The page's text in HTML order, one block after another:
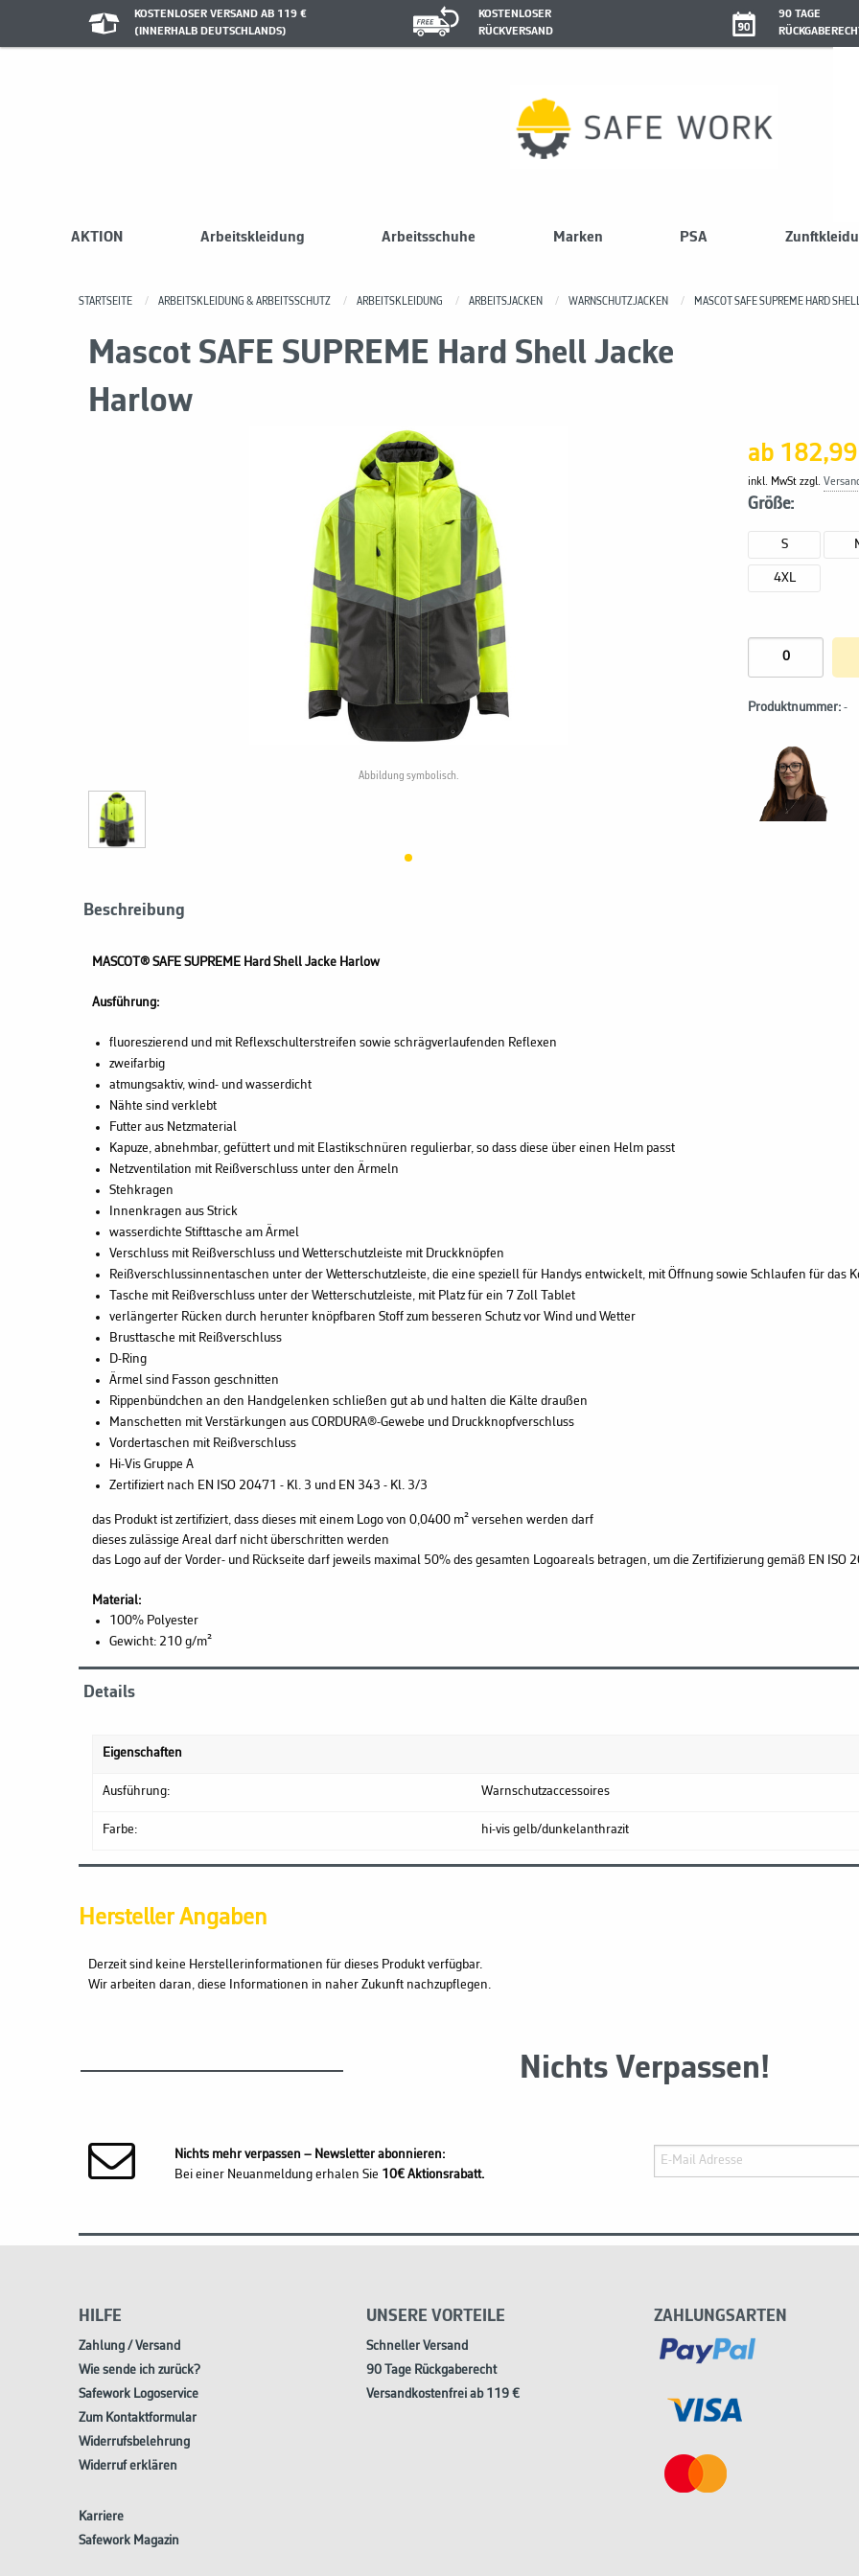
KOSTENLOSER VERSAND AB 119 €
(INNERHALB DEUTSCHLANDS)
KOSTENLOSER
RÜCKVERSAND
90 TAGE
AKTION Arbeitskleidung Arbeitsschuhe Marken PSA
STARTSEITE ARBEITSKLEIDUNG & ARBEITSSCHUTZ ARBEITSKLEIDUNG ARBEITSJACKEN WARNSCHUTZJACKEN MASCOT SAFE SUPREME HARD
Mascot SAFE SUPREME Hard Shell Jacke
Harlow
Abbildung symbolisch.
ab
inkl. MwSt zzgl.
Größe:
S
4XL
Produktnummer: -
Beschreibung
MASCOT® SAFE SUPREME Hard Shell Jacke Harlow
Ausführung:
fluoreszierend und mit Reflexschulterstreifen sowie schrägverlaufenden Reflexen
zweifarbig
atmungsaktiv, wind- und wasserdicht
Nähte sind verklebt
Futter aus Netzmaterial
Kapuze, abnehmbar, gefüttert und mit Elastikschnüren regulierbar, so dass diese über einen Helm passt
Netzventilation mit Reißverschluss unter den Ärmeln
Stehkragen
Innenkragen aus Strick
wasserdichte Stifttasche am Ärmel
Verschluss mit Reißverschluss und Wetterschutzleiste mit Druckknöpfen
Reißverschlussinnentaschen unter der Wetterschutzleiste, die eine speziell für Handys entwickelt, mit Öffnung sowie Schlaufen für das
Tasche mit Reißverschluss unter der Wetterschutzleiste, mit Platz für ein 7 Zoll Tablet
verlängerter Rücken durch herunter knöpfbaren Stoff zum besseren Schutz vor Wind und Wetter
Brusttasche mit Reißverschluss
D-Ring
Ärmel sind Fasson geschnitten
Rippenbündchen an den Handgelenken schließen gut ab und halten die Kälte draußen
Manschetten mit Verstärkungen aus CORDURA®-Gewebe und Druckknopfverschluss
Vordertaschen mit Reißverschluss
Hi-Vis Gruppe A
Zertifiziert nach EN ISO 20471 - Kl. 3 und EN 343 - Kl. 3/3
das Produkt ist zertifiziert, dass dieses mit einem Logo von 0,0400 m² versehen werden darf
dieses zulässige Areal darf nicht überschritten werden
das Logo auf der Vorder- und Rückseite darf jeweils maximal 50% des gesamten Logoareals betragen, um die Zertifizierung gemäß EN ISO
Material:
100% Polyester
Gewicht: 210 g/m²
Details
Eigenschaften
Ausführung: Warnschutzaccessoires
Farbe: hi-vis gelb/dunkelanthrazit
Hersteller Angaben
Derzeit sind keine Herstellerinformationen für dieses Produkt verfügbar.
Wir arbeiten daran, diese Informationen in naher Zukunft nachzupflegen.
Nichts Verpassen!
Nichts mehr verpassen – Newsletter abonnieren:
Bei einer Neuanmeldung erhalen Sie 10€ Aktionsrabatt.
HILFE
Zahlung / Versand
Wie sende ich zurück?
Safework Logoservice
Zum Kontaktformular
Widerrufsbelehrung
Widerruf erklären
Karriere
Safework Magazin
UNSERE VORTEILE
Schneller Versand
90 Tage Rückgaberecht
Versandkostenfrei ab 119 €
ZAHLUNGSARTEN